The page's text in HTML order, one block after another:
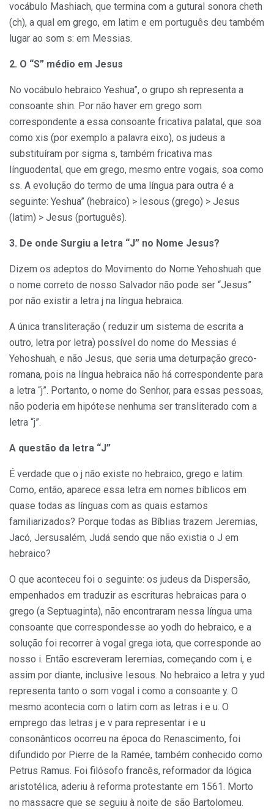
vocábulo Mashiach, que termina com a gutural sonora cheth
(ch), a qual em grego, em latim e em português deu também
lugar ao som s: em Messias.
2. O “S” médio em Jesus
No vocábulo hebraico Yeshua”, o grupo sh representa a
consoante shin. Por não haver em grego som
correspondente a essa consoante fricativa palatal, que soa
como xis (por exemplo a palavra eixo), os judeus a
substituíram por sigma s, também fricativa mas
línguodental, que em grego, mesmo entre vogais, soa como
ss. A evolução do termo de uma língua para outra é a
seguinte: Yeshua” (hebraico) > Iesous (grego) > Jesus
(latim) > Jesus (português).
3. De onde Surgiu a letra “J” no Nome Jesus?
Dizem os adeptos do Movimento do Nome Yehoshuah que
o nome correto de nosso Salvador não pode ser “Jesus”
por não existir a letra j na língua hebraica.
A única transliteração ( reduzir um sistema de escrita a
outro, letra por letra) possível do nome do Messias é
Yehoshuah, e não Jesus, que seria uma deturpação greco-
romana, pois na língua hebraica não há correspondente para
a letra “j”. Portanto, o nome do Senhor, para essas pessoas,
não poderia em hipótese nenhuma ser transliterado com a
letra “j”.
A questão da letra “J”
É verdade que o j não existe no hebraico, grego e latim.
Como, então, aparece essa letra em nomes bíblicos em
quase todas as línguas com as quais estamos
familiarizados? Porque todas as Bíblias trazem Jeremias,
Jacó, Jersusalém, Judá sendo que não existia o J em
hebraico?
O que aconteceu foi o seguinte: os judeus da Dispersão,
empenhados em traduzir as escrituras hebraicas para o
grego (a Septuaginta), não encontraram nessa língua uma
consoante que correspondesse ao yodh do hebraico, e a
solução foi recorrer à vogal grega iota, que corresponde ao
nosso i. Então escreveram Ieremias, começando com i, e
assim por diante, inclusive Iesous. No hebraico a letra y yud
representa tanto o som vogal i como a consoante y. O
mesmo acontecia com o latim com as letras i e u. O
emprego das letras j e v para representar i e u
consonânticos ocorreu na época do Renascimento, foi
difundido por Pierre de la Ramée, também conhecido como
Petrus Ramus. Foi filósofo francês, reformador da lógica
aristotélica, aderiu à reforma protestante em 1561. Morto
no massacre que se seguiu à noite de são Bartolomeu.